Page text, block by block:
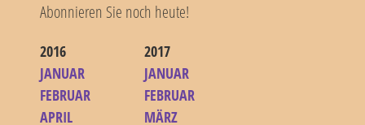
Abonnieren Sie noch heute!
2016
JANUAR
FEBRUAR
APRIL
2017
JANUAR
FEBRUAR
MÄRZ